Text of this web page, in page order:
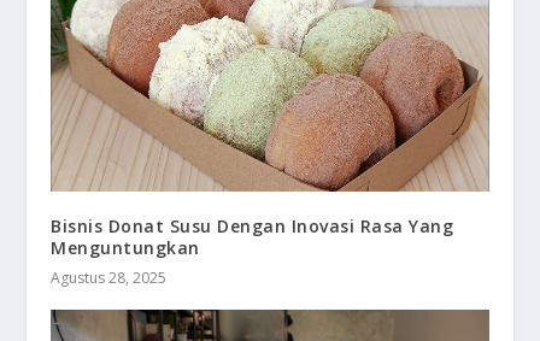
Bisnis Donat Susu Dengan Inovasi Rasa Yang
Menguntungkan
Agustus 28, 2025